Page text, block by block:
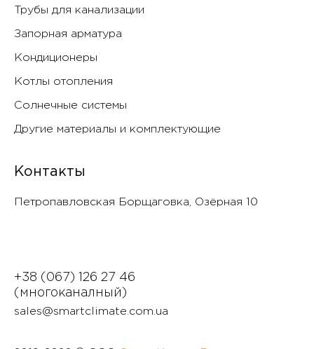
Трубы для канализации
Запорная арматура
Кондиционеры
Котлы отопления
Солнечные системы
Другие материалы и комплектующие
Контакты
Петропавловская Борщаговка, Озëрная 10
+38 (067) 126 27 46
(многоканалный)
sales@smartclimate.com.ua